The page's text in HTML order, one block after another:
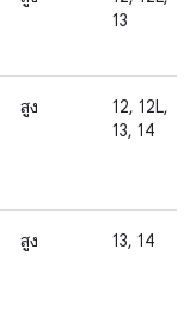
13
สูง
12, 12L,
13, 14
สูง 13, 14